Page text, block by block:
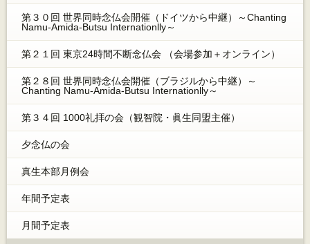
第３０回 世界同時念仏会開催（ドイツから中継）～Chanting
Namu-Amida-Butsu Internationlly～
第２１回 東京24時間不断念仏会 （会場参加＋オンライン）
第２８回 世界同時念仏会開催（ブラジルから中継）～
Chanting Namu-Amida-Butsu Internationlly～
第３４回 1000礼拝の会（観智院・眞生同盟主催）
夕念仏の会
真生本部月例会
年間予定表
月間予定表